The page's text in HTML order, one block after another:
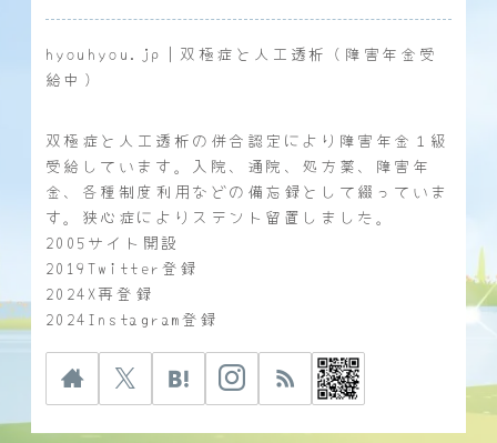
hyouhyou.jp｜双極症と人工透析（障害年金受
給中）
双極症と人工透析の併合認定により障害年金１級
受給しています。入院、通院、処方薬、障害年
金、各種制度利用などの備忘録として綴っていま
す。狭心症によりステント留置しました。
2005サイト開設
2019Twitter登録
2024X再登録
2024Instagram登録